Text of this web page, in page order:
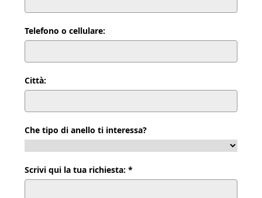
Telefono o cellulare:
Città:
Che tipo di anello ti interessa?
Scrivi qui la tua richiesta: *